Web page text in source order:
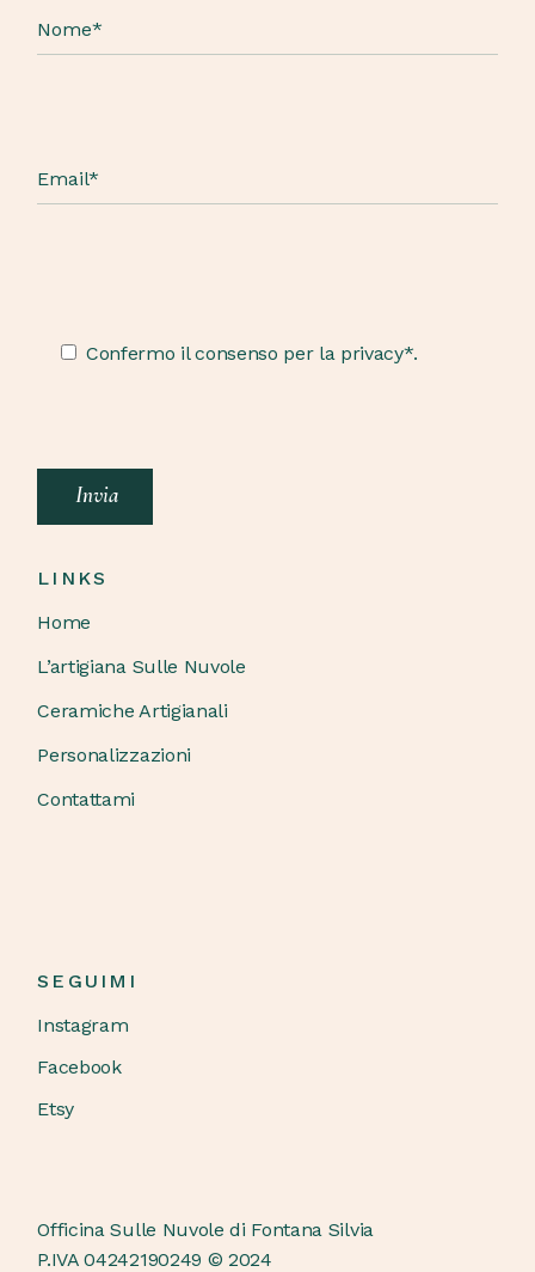
Confermo il consenso per la privacy*.
Invia
LINKS
Home
L’artigiana Sulle Nuvole
Ceramiche Artigianali
Personalizzazioni
Contattami
SEGUIMI
Instagram
Facebook
Etsy
Officina Sulle Nuvole di Fontana Silvia
P.IVA 04242190249 © 2024